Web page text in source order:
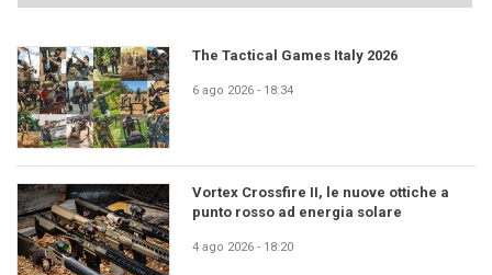
The Tactical Games Italy 2026
6 ago 2026 - 18:34
Vortex Crossfire II, le nuove ottiche a
punto rosso ad energia solare
4 ago 2026 - 18:20